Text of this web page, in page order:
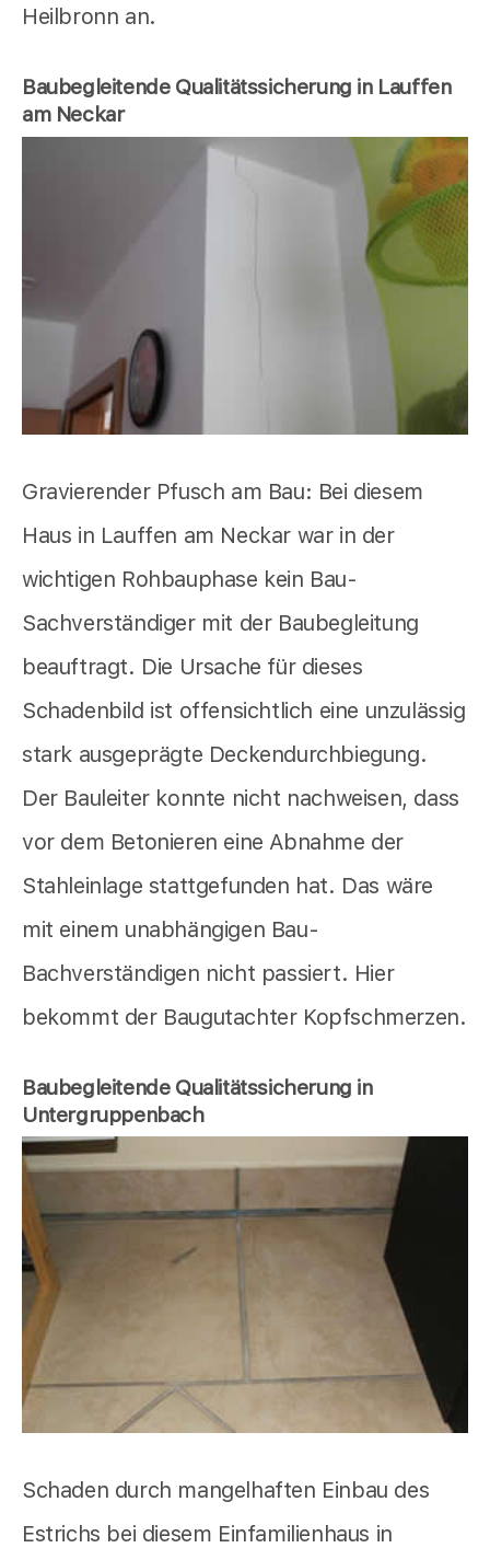
Heilbronn an.
Baubegleitende Qualitätssicherung in Lauffen
am Neckar
Gravierender Pfusch am Bau: Bei diesem
Haus in Lauffen am Neckar war in der
wichtigen Rohbauphase kein Bau-
Sachverständiger mit der Baubegleitung
beauftragt. Die Ursache für dieses
Schadenbild ist offensichtlich eine unzulässig
stark ausgeprägte Deckendurchbiegung.
Der Bauleiter konnte nicht nachweisen, dass
vor dem Betonieren eine Abnahme der
Stahleinlage stattgefunden hat. Das wäre
mit einem unabhängigen Bau-
Bachverständigen nicht passiert. Hier
bekommt der Baugutachter Kopfschmerzen.
Baubegleitende Qualitätssicherung in
Untergruppenbach
Schaden durch mangelhaften Einbau des
Estrichs bei diesem Einfamilienhaus in